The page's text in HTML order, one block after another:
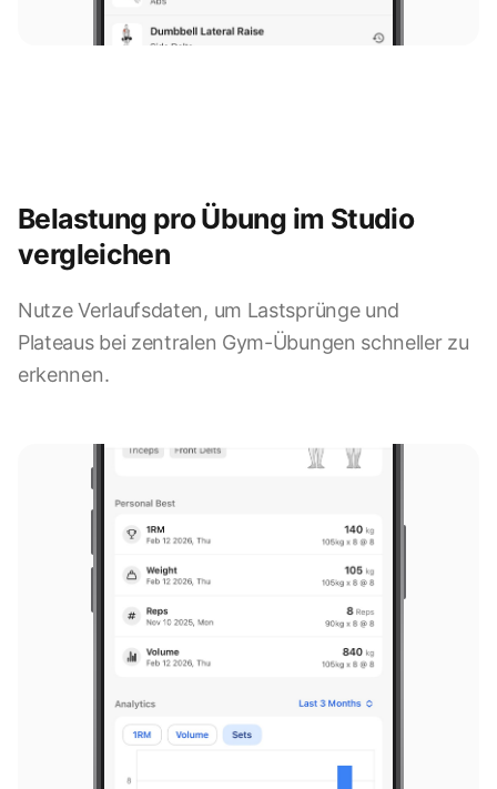
Belastung pro Übung im Studio
vergleichen
Nutze Verlaufsdaten, um Lastsprünge und
Plateaus bei zentralen Gym-Übungen schneller zu
erkennen.